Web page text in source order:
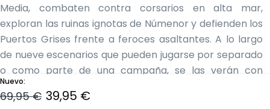
Media, combaten contra corsarios en alta mar,
exploran las ruinas ignotas de Númenor y defienden los
Puertos Grises frente a feroces asaltantes. A lo largo
de nueve escenarios que pueden jugarse por separado
o como parte de una campaña, se las verán con
piratas, espectros, monstruos marinos y un
carismático villano al mando de una flota de poderosos
Nuevo:
69,95€ El
39,95 €El